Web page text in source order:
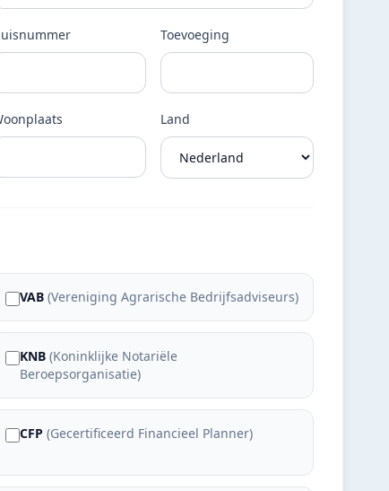
Toevoeging
Land
VAB (Vereniging Agrarische Bedrijfsadviseurs)
KNB (Koninklijke Notariële
Beroepsorganisatie)
CFP (Gecertificeerd Financieel Planner)